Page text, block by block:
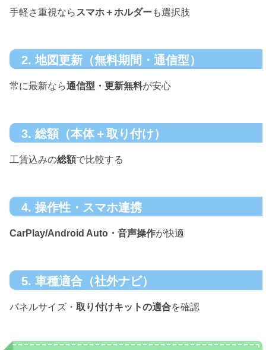
手軽さ重視なら スマホ＋ホルダーも選択肢
2. 地図更新（無料期間・通信型）
常に最新なら通信型・更新無料が安心
3. 総額（本体＋取り付け）
工賃込みの総額で比較する
4. 操作性・スマホ連携
CarPlay/Android Auto・音声操作が快適
5. 車種適合（社外ナビ）
パネルサイズ・ 取り付けキットの適合を確認